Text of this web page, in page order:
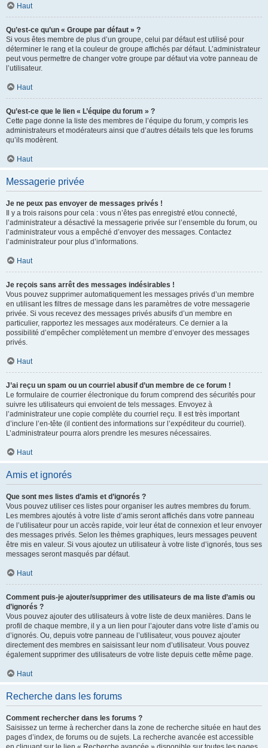
Haut
Qu’est-ce qu’un « Groupe par défaut » ?
Si vous êtes membre de plus d’un groupe, celui par défaut est utilisé pour
déterminer le rang et la couleur de groupe affichés par défaut. L’administrateur
peut vous permettre de changer votre groupe par défaut via votre panneau de
l’utilisateur.
Haut
Qu’est-ce que le lien « L’équipe du forum » ?
Cette page donne la liste des membres de l’équipe du forum, y compris les
administrateurs et modérateurs ainsi que d’autres détails tels que les forums
qu’ils modèrent.
Haut
Messagerie privée
Je ne peux pas envoyer de messages privés !
Il y a trois raisons pour cela : vous n’êtes pas enregistré et/ou connecté,
l’administrateur a désactivé la messagerie privée sur l’ensemble du forum, ou
l’administrateur vous a empêché d’envoyer des messages. Contactez
l’administrateur pour plus d’informations.
Haut
Je reçois sans arrêt des messages indésirables !
Vous pouvez supprimer automatiquement les messages privés d’un membre
en utilisant les filtres de message dans les paramètres de votre messagerie
privée. Si vous recevez des messages privés abusifs d’un membre en
particulier, rapportez les messages aux modérateurs. Ce dernier a la
possibilité d’empêcher complètement un membre d’envoyer des messages
privés.
Haut
J’ai reçu un spam ou un courriel abusif d’un membre de ce forum !
Le formulaire de courrier électronique du forum comprend des sécurités pour
suivre les utilisateurs qui envoient de tels messages. Envoyez à
l’administrateur une copie complète du courriel reçu. Il est très important
d’inclure l’en-tête (il contient des informations sur l’expéditeur du courriel).
L’administrateur pourra alors prendre les mesures nécessaires.
Haut
Amis et ignorés
Que sont mes listes d’amis et d’ignorés ?
Vous pouvez utiliser ces listes pour organiser les autres membres du forum.
Les membres ajoutés à votre liste d’amis seront affichés dans votre panneau
de l’utilisateur pour un accès rapide, voir leur état de connexion et leur envoyer
des messages privés. Selon les thèmes graphiques, leurs messages peuvent
être mis en valeur. Si vous ajoutez un utilisateur à votre liste d’ignorés, tous ses
messages seront masqués par défaut.
Haut
Comment puis-je ajouter/supprimer des utilisateurs de ma liste d’amis ou
d’ignorés ?
Vous pouvez ajouter des utilisateurs à votre liste de deux manières. Dans le
profil de chaque membre, il y a un lien pour l’ajouter dans votre liste d’amis ou
d’ignorés. Ou, depuis votre panneau de l’utilisateur, vous pouvez ajouter
directement des membres en saisissant leur nom d’utilisateur. Vous pouvez
également supprimer des utilisateurs de votre liste depuis cette même page.
Haut
Recherche dans les forums
Comment rechercher dans les forums ?
Saisissez un terme à rechercher dans la zone de recherche située en haut des
pages d’index, de forums ou de sujets. La recherche avancée est accessible